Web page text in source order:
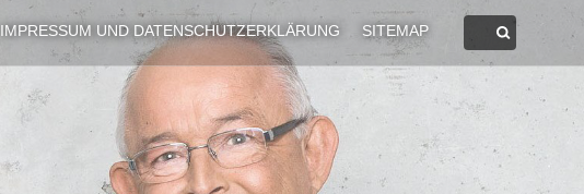
SITEMAP
IMPRESSUM UND DATENSCHUTZERKLÄRUNG